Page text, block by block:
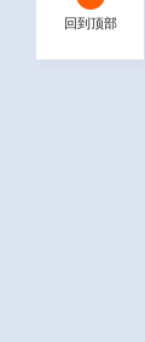
回到顶部